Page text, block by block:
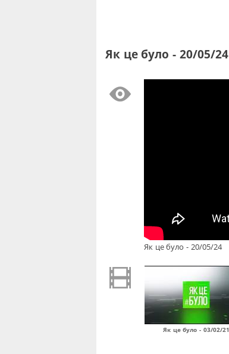
Як це було - 20/05/24
Як це було - 20/05/24
Як це було - 03/02/21